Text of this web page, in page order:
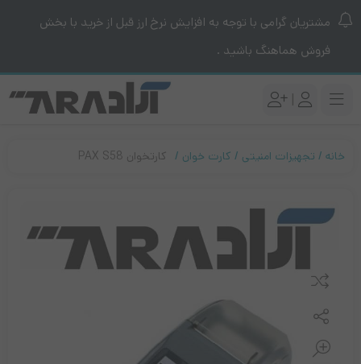
مشتریان گرامی با توجه به افزایش نرخ ارز قبل از خرید با بخش
فروش هماهنگ باشید .
|
خانه تجهیزات امنیتی کارت خوان کارتخوان PAX S58